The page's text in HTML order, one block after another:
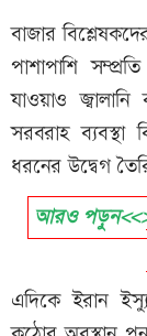
বাজার
পাশাপাশি
যাওয়াও
সরবরাহ ব্যবস্থা
ধরনের উদ্বেগ
আরও
এদিকে ইরান